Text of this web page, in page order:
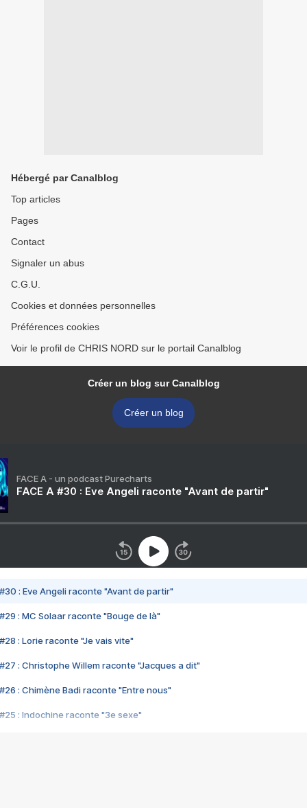
Hébergé par Canalblog
Top articles
Pages
Contact
Signaler un abus
C.G.U.
Cookies et données personnelles
Préférences cookies
Voir le profil de CHRIS NORD sur le portail Canalblog
Créer un blog sur Canalblog
Créer un blog
FACE A - un podcast Purecharts
FACE A #30 : Eve Angeli raconte "Avant de partir"
#30 : Eve Angeli raconte "Avant de partir"
#29 : MC Solaar raconte "Bouge de là"
#28 : Lorie raconte "Je vais vite"
#27 : Christophe Willem raconte "Jacques a dit"
#26 : Chimène Badi raconte "Entre nous"
#25 : Indochine raconte "3e sexe"